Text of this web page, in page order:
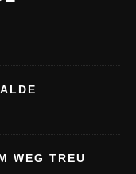
WEG TREU